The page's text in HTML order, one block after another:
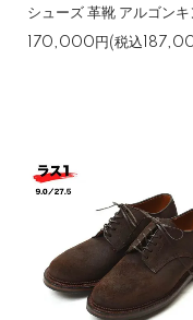
シューズ 革靴 アルゴンキ
170,000円(税込